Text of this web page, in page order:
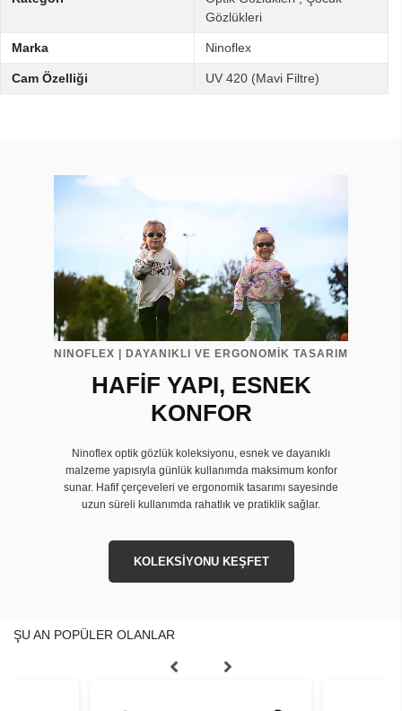
Gözlükleri
Marka Ninoflex
Cam Özelliği UV 420 (Mavi Filtre)
NINOFLEX | DAYANIKLI VE ERGONOMİK TASARIM
HAFİF YAPI, ESNEK
KONFOR
Ninoflex optik gözlük koleksiyonu, esnek ve dayanıklı
malzeme yapısıyla günlük kullanımda maksimum konfor
sunar. Hafif çerçeveleri ve ergonomik tasarımı sayesinde
uzun süreli kullanımda rahatlık ve pratiklik sağlar.
KOLEKSİYONU KEŞFET
ŞU AN POPÜLER OLANLAR